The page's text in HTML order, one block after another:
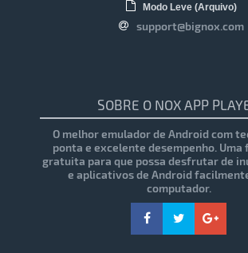
Modo Leve (Arquivo)
support@bignox.com
SOBRE O NOX APP
O melhor emulador de Android com
ponta e excelente desempenho.
gratuita para que possa desfrutar de
e aplicativos de Android
computador.